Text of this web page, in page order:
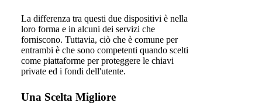
La differenza tra questi due dispositivi è nella
loro forma e in alcuni dei servizi che
forniscono. Tuttavia, ciò che è comune per
entrambi è che sono competenti quando scelti
come piattaforme per proteggere le chiavi
private ed i fondi dell'utente.
Una Scelta Migliore